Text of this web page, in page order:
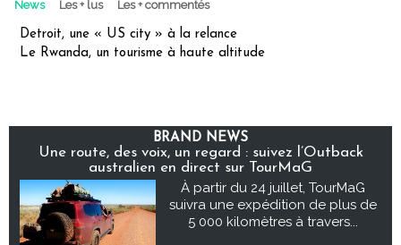
News Les + lus Les + commentés
Detroit, une « US city » à la relance
Le Rwanda, un tourisme à haute altitude
BRAND NEWS
Une route, des voix, un regard : suivez l’Outback
australien en direct sur TourMaG
À partir du 24 juillet, TourMaG
suivra une expédition de plus de
5 000 kilomètres à travers...